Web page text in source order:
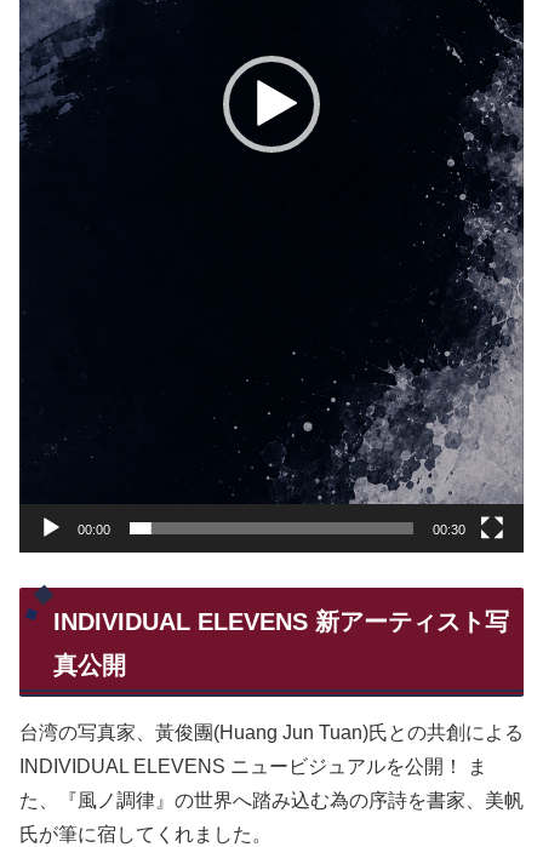
00:00 00:30
INDIVIDUAL ELEVENS 新アーティスト写
真公開
台湾の写真家、黃俊團(Huang Jun Tuan)氏との共創による
INDIVIDUAL ELEVENS ニュービジュアルを公開！ ま
た、『風ノ調律』の世界へ踏み込む為の序詩を書家、美帆
氏が筆に宿してくれました。